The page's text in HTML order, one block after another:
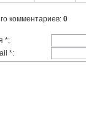
комментариев: 0
*:
*: